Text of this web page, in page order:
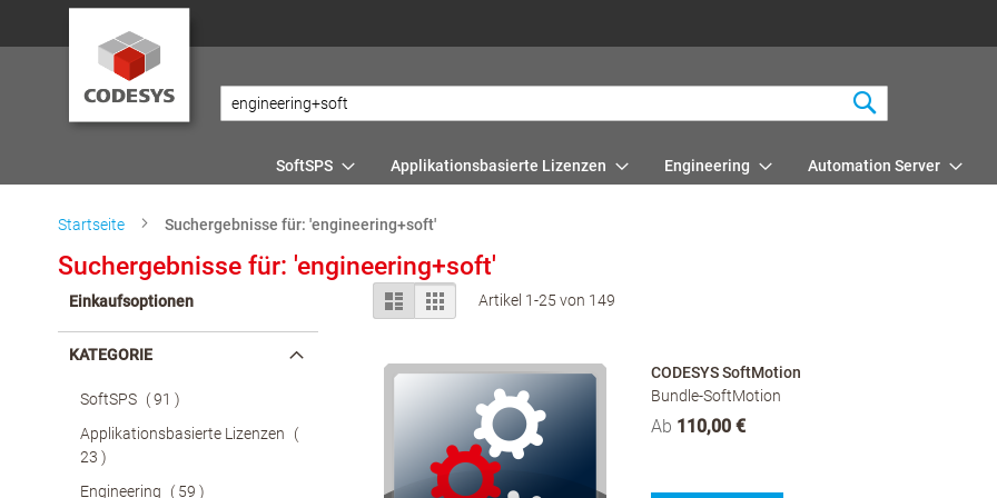
SoftSPS Applikationsbasierte Lizenzen Engineering Automation Server
Startseite Suchergebnisse für: 'engineering+soft'
Suchergebnisse für: 'engineering+soft'
Anzeigen
als
Liste TabelleArtikel 1-25 von 149
CODESYS SoftMotion
Bundle-SoftMotion
Ab 110,00 €
Einkaufsoptionen
KATEGORIE
SoftSPS 91 Artikel
Applikationsbasierte Lizenzen
23 Artikel
Engineering
59 Artikel